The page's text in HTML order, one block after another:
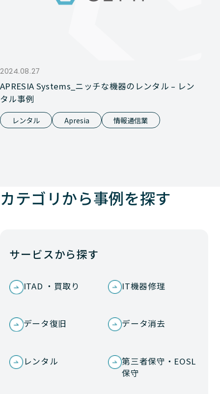
2024.08.27
APRESIA Systems_ニッチな機器のレンタル – レン
タル事例
レンタル Apresia 情報通信業
カテゴリから事例を探す
サービスから探す
ITAD ・買取り IT機器修理
データ復旧 データ消去
レンタル
第三者保守・EOSL
保守